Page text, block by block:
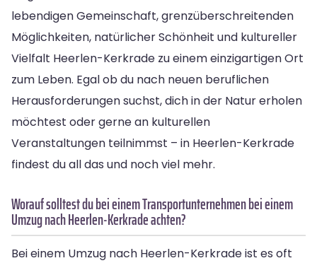
lebendigen Gemeinschaft, grenzüberschreitenden
Möglichkeiten, natürlicher Schönheit und kultureller
Vielfalt Heerlen-Kerkrade zu einem einzigartigen Ort
zum Leben. Egal ob du nach neuen beruflichen
Herausforderungen suchst, dich in der Natur erholen
möchtest oder gerne an kulturellen
Veranstaltungen teilnimmst – in Heerlen-Kerkrade
findest du all das und noch viel mehr.
Worauf solltest du bei einem Transportunternehmen bei einem
Umzug nach Heerlen-Kerkrade achten?
Bei einem Umzug nach Heerlen-Kerkrade ist es oft